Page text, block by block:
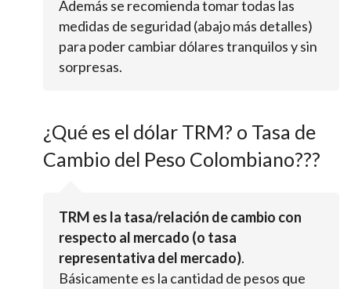
Además se recomienda tomar todas las
medidas de seguridad (abajo más detalles)
para poder cambiar dólares tranquilos y sin
sorpresas.
¿Qué es el dólar TRM? o Tasa de
Cambio del Peso Colombiano???
TRM es la tasa/relación de cambio con
respecto al mercado (o tasa
representativa del mercado).
Básicamente es la cantidad de pesos que